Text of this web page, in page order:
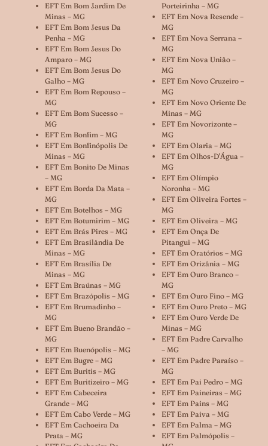
EFT Em Bom Jardim De
Minas – MG
EFT Em Bom Jesus Da
Penha – MG
EFT Em Bom Jesus Do
Amparo – MG
EFT Em Bom Jesus Do
Galho – MG
EFT Em Bom Repouso –
MG
EFT Em Bom Sucesso –
MG
EFT Em Bonfim – MG
EFT Em Bonfinópolis De
Minas – MG
EFT Em Bonito De Minas
– MG
EFT Em Borda Da Mata –
MG
EFT Em Botelhos – MG
EFT Em Botumirim – MG
EFT Em Brás Pires – MG
EFT Em Brasilândia De
Minas – MG
EFT Em Brasília De
Minas – MG
EFT Em Braúnas – MG
EFT Em Brazópolis – MG
EFT Em Brumadinho –
MG
EFT Em Bueno Brandão –
MG
EFT Em Buenópolis – MG
EFT Em Bugre – MG
EFT Em Buritis – MG
EFT Em Buritizeiro – MG
EFT Em Cabeceira
Grande – MG
EFT Em Cabo Verde – MG
EFT Em Cachoeira Da
Prata – MG
Porteirinha – MG
EFT Em Nova Resende –
MG
EFT Em Nova Serrana –
MG
EFT Em Nova União –
MG
EFT Em Novo Cruzeiro –
MG
EFT Em Novo Oriente De
Minas – MG
EFT Em Novorizonte –
MG
EFT Em Olaria – MG
EFT Em Olhos-D’Água –
MG
EFT Em Olímpio
Noronha – MG
EFT Em Oliveira Fortes –
MG
EFT Em Oliveira – MG
EFT Em Onça De
Pitangui – MG
EFT Em Oratórios – MG
EFT Em Orizânia – MG
EFT Em Ouro Branco –
MG
EFT Em Ouro Fino – MG
EFT Em Ouro Preto – MG
EFT Em Ouro Verde De
Minas – MG
EFT Em Padre Carvalho
– MG
EFT Em Padre Paraíso –
MG
EFT Em Pai Pedro – MG
EFT Em Paineiras – MG
EFT Em Pains – MG
EFT Em Paiva – MG
EFT Em Palma – MG
EFT Em Palmópolis –